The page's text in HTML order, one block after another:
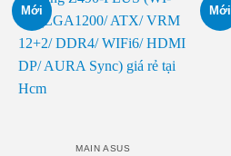
Mới
MAIN ASUS
Mới